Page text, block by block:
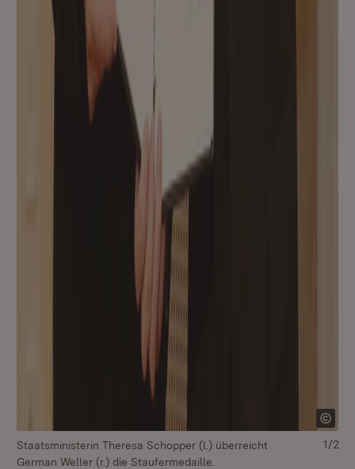
Staatsministerin Theresa Schopper (l.) überreicht
German Weller (r.) die Staufermedaille.
1/2